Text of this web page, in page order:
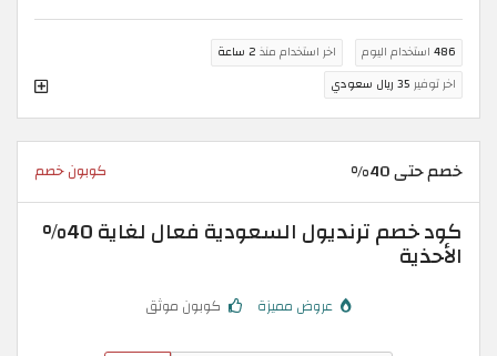
486 استخدام اليوم اخر استخدام منذ 2 ساعة
اخر توفير 35 ريال سعودي
خصم حتى 40% كوبون خصم
كود خصم ترنديول السعودية فعال لغاية 40%
الأحذية
عروض مميزة كوبون موثق